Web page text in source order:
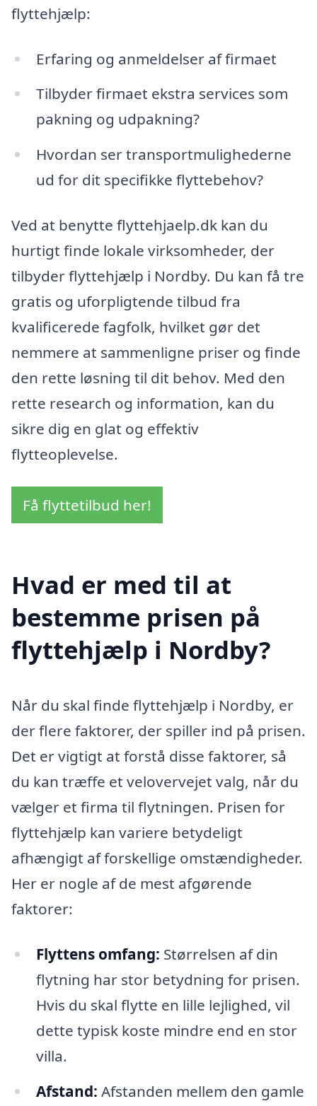
flyttehjælp:
Erfaring og anmeldelser af firmaet
Tilbyder firmaet ekstra services som
pakning og udpakning?
Hvordan ser transportmulighederne
ud for dit specifikke flyttebehov?
Ved at benytte flyttehjaelp.dk kan du
hurtigt finde lokale virksomheder, der
tilbyder flyttehjælp i Nordby. Du kan få tre
gratis og uforpligtende tilbud fra
kvalificerede fagfolk, hvilket gør det
nemmere at sammenligne priser og finde
den rette løsning til dit behov. Med den
rette research og information, kan du
sikre dig en glat og effektiv
flytteoplevelse.
Få flyttetilbud her!
Hvad er med til at
bestemme prisen på
flyttehjælp i Nordby?
Når du skal finde flyttehjælp i Nordby, er
der flere faktorer, der spiller ind på prisen.
Det er vigtigt at forstå disse faktorer, så
du kan træffe et velovervejet valg, når du
vælger et firma til flytningen. Prisen for
flyttehjælp kan variere betydeligt
afhængigt af forskellige omstændigheder.
Her er nogle af de mest afgørende
faktorer:
Flyttens omfang: Størrelsen af din
flytning har stor betydning for prisen.
Hvis du skal flytte en lille lejlighed, vil
dette typisk koste mindre end en stor
villa.
Afstand: Afstanden mellem den gamle